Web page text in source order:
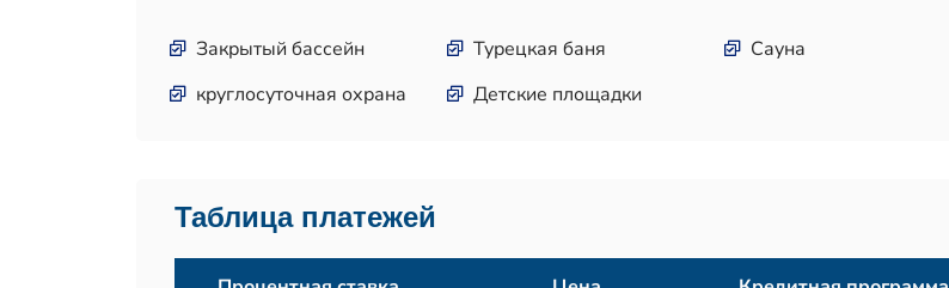
Закрытый бассейн Турецкая баня
Сауна
круглосуточная охрана
Детские площадки
Таблица платежей